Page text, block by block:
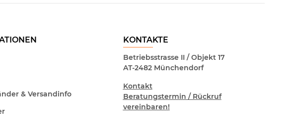
& Versandinfo
KONTAKTE
Betriebsstrasse II / Objekt 17
AT-2482 Münchendorf
Kontakt
Beratungstermin / Rückruf
vereinbaren!